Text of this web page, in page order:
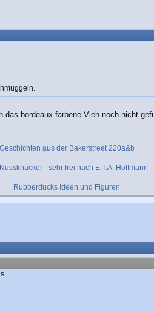
bordeaux-farbene Vieh noch nicht
Geschichten aus der Bakerstreet 220a&b
- sehr frei nach E.T.A. Hoffmann
Rubberducks Ideen und Figuren